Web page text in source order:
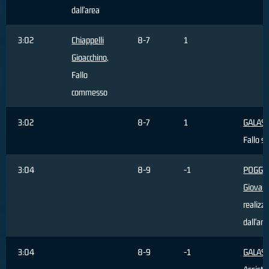
dall'area
3:02
Chiappelli
Gioacchino,
Fallo
commesso
8-7 1
3:02 8-7 1
Fallo
3:04 8-9 -1
POGGI
3:04 8-9 -1